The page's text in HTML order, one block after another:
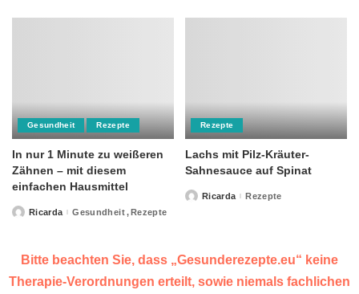
Gesundheit Rezepte
In nur 1 Minute zu weißeren
Zähnen – mit diesem
einfachen Hausmittel
PostedRicarda Gesundheit Rezepte
Rezepte
Lachs mit Pilz-Kräuter-
Sahnesauce auf Spinat
PostedRicarda Rezepte
Bitte beachten Sie, dass „Gesunderezepte.eu“ keine
Therapie-Verordnungen erteilt, sowie niemals fachlichen